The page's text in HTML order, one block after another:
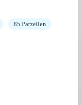
85 Parzellen